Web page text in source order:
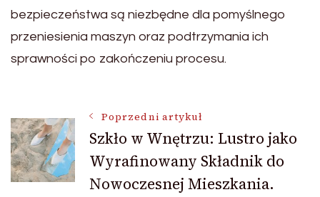
bezpieczeństwa są niezbędne dla pomyślnego
przeniesienia maszyn oraz podtrzymania ich
sprawności po zakończeniu procesu.
Nawigacja
wpisu
Poprzedni artykuł
Szkło w Wnętrzu: Lustro jako
Wyrafinowany Składnik do
Nowoczesnej Mieszkania.